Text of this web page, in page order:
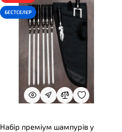
БЕСТСЕЛЕР
Набір преміум шампурів у